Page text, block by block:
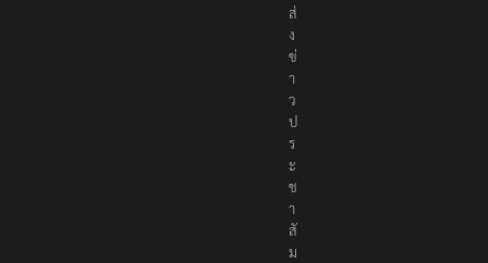
ส่
ง
ข่
า
ว
ป
ร
ะ
ช
า
สั
ม